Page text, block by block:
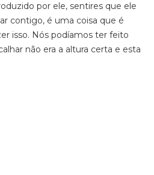
por ele, sentires que ele
contigo, é uma coisa que é
isso. Nós podíamos ter feito
não era a altura certa e esta